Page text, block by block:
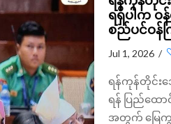
ရရှိပါက ဝ
စည်ပင်ဝန်က
Jul 1, 2026 /
ရန်ကုန်တိုင်းဒ
ရန် ပြည်ထော
အတွက် မြေကွ